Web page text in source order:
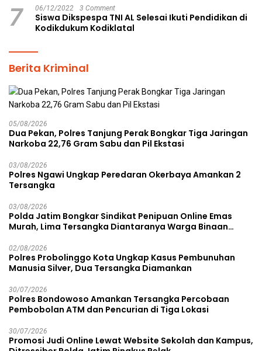
7 06/12/2022 3 Comment
Siswa Dikspespa TNI AL Selesai Ikuti Pendidikan di
Kodikdukum Kodiklatal
Berita Kriminal
05/08/2026
Dua Pekan, Polres Tanjung Perak Bongkar Tiga Jaringan
Narkoba 22,76 Gram Sabu dan Pil Ekstasi
03/08/2026
Polres Ngawi Ungkap Peredaran Okerbaya Amankan 2
Tersangka
03/08/2026
Polda Jatim Bongkar Sindikat Penipuan Online Emas
Murah, Lima Tersangka Diantaranya Warga Binaan
02/08/2026
Polres Probolinggo Kota Ungkap Kasus Pembunuhan
Manusia Silver, Dua Tersangka Diamankan
30/07/2026
Polres Bondowoso Amankan Tersangka Percobaan
Pembobolan ATM dan Pencurian di Tiga Lokasi
30/07/2026
Promosi Judi Online Lewat Website Sekolah dan Kampus,